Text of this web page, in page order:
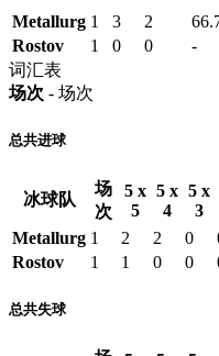
Metallurg 1 3 2
Rostov
1 0 0 -
词汇表
场次 - 场次
总共进球
冰球队
场
次
5 x
5
5 x
4
5 x
3
Metallurg 1 2 2 0
Rostov
1 1 0 0
总共失球